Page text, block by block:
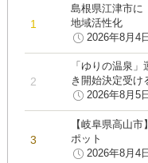
島根県江津市
地域活性化
2026年8月4日
「ゆりの温泉
き開始決定受け
2026年8月5日
【岐阜県高山
ポット
2026年8月4